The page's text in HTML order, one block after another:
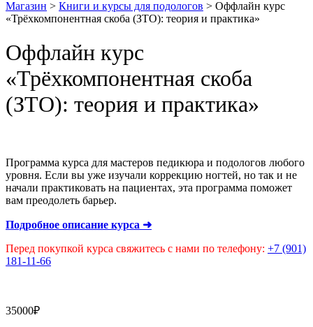
Магазин > Книги и курсы для подологов > Оффлайн курс
«Трёхкомпонентная скоба (ЗТО): теория и практика»
Оффлайн курс
«Трёхкомпонентная скоба
(ЗТО): теория и практика»
Программа курса для мастеров педикюра и подологов любого
уровня. Если вы уже изучали коррекцию ногтей, но так и не
начали практиковать на пациентах, эта программа поможет
вам преодолеть барьер.
Подробное описание курса ➜
Перед покупкой курса свяжитесь с нами по телефону: +7 (901)
181-11-66
35000₽